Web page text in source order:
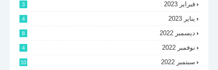
فبراير 2023 3
يناير 2023 4
ديسمبر 2022 8
نوفمبر 2022 4
سبتمبر 2022 10